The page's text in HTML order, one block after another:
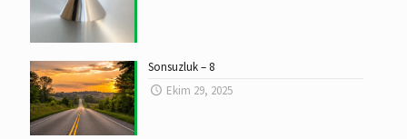
Sonsuzluk – 8
Ekim 29, 2025